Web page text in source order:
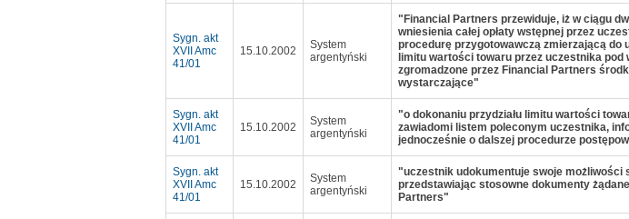
Sygn. akt
XVII Amc
41/01
15.10.2002
System
argentyński
"Financial Partners przewiduje, iż w ciągu
wniesienia całej opłaty wstępnej przez
procedurę przygotowawczą zmierzającą do
limitu wartości towaru przez uczestnika pod
zgromadzone przez Financial Partners
wystarczające"
Sygn. akt
XVII Amc
41/01
15.10.2002
System
argentyński
"o dokonaniu przydziału limitu wartości
zawiadomi listem poleconym uczestnika,
jednocześnie o dalszej procedurze
Sygn. akt
XVII Amc
41/01
15.10.2002
System
argentyński
"uczestnik udokumentuje swoje możliwości
przedstawiając stosowne dokumenty
Partners"